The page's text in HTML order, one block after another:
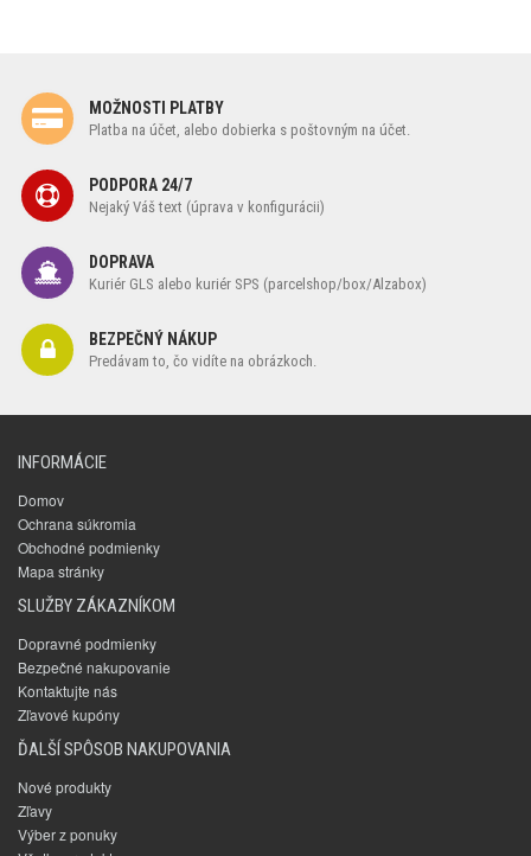
MOŽNOSTI PLATBY
Platba na účet, alebo dobierka s poštovným na účet.
PODPORA 24/7
Nejaký Váš text (úprava v konfigurácii)
DOPRAVA
Kuriér GLS alebo kuriér SPS (parcelshop/box/Alzabox)
BEZPEČNÝ NÁKUP
Predávam to, čo vidíte na obrázkoch.
INFORMÁCIE
Domov
Ochrana súkromia
Obchodné podmienky
Mapa stránky
SLUŽBY ZÁKAZNÍKOM
Dopravné podmienky
Bezpečné nakupovanie
Kontaktujte nás
Zľavové kupóny
ĎALŠÍ SPÔSOB NAKUPOVANIA
Nové produkty
Zľavy
Výber z ponuky